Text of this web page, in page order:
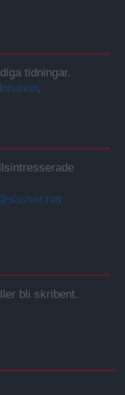
tidningar.
.
bli skribent.